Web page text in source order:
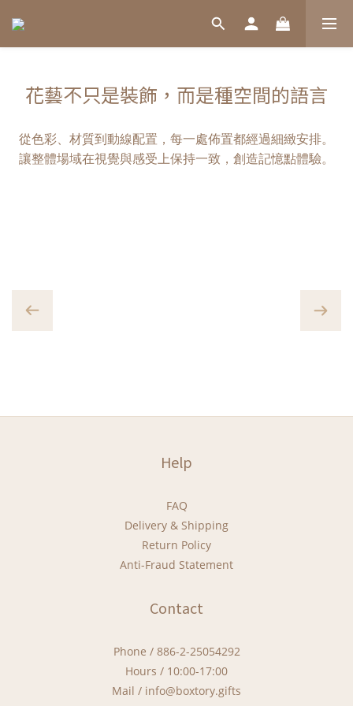
花藝不只是裝飾，而是種空間的語言
從色彩、材質到動線配置，每一處佈置都經過細緻安排。
讓整體場域在視覺與感受上保持一致，創造記憶點體驗。
Help
FAQ
Delivery & Shipping
Return Policy
Anti-Fraud Statement
Contact
Phone / 886-2-25054292
Hours / 10:00-17:00
Mail / info@boxtory.gifts